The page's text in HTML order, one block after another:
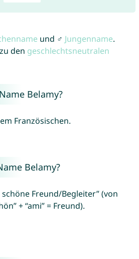
und ♂ Jungenname.
den geschlechtsneutralen
Belamy?
Französischen.
Belamy?
Freund/Begleiter” (von
+ “ami” = Freund).